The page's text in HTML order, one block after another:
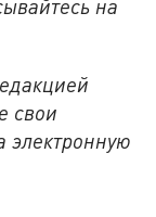
на
свои
электронную